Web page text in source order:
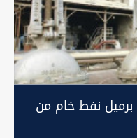
برميل نفط خام من